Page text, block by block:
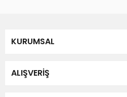
KURUMSAL
ALIŞVERİŞ